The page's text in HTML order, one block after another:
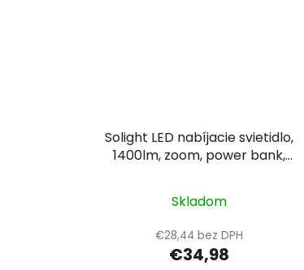
Solight LED nabíjacie svietidlo,
1400lm, zoom, power bank,
Skladom
€28,44 bez DPH
€34,98